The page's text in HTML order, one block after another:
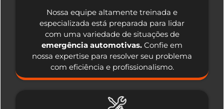
Nossa equipe altamente treinada e
especializada está preparada para lidar
com uma variedade de situações de
emergência automotivas. Confie em
nossa expertise para resolver seu problema
com eficiência e profissionalismo.